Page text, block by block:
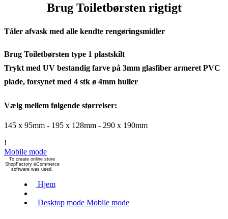
Brug Toiletbørsten rigtigt
Tåler afvask med alle kendte rengøringsmidler
Brug Toiletbørsten type 1 plastskilt
Trykt med UV bestandig farve på 3mm glasfiber armeret PVC
plade, forsynet med 4 stk ø 4mm huller
Vælg mellem følgende størrelser:
145 x 95mm - 195 x 128mm - 290 x 190mm
!
Mobile mode
To create online store
ShopFactory eCommerce
software was used.
Hjem
Desktop mode Mobile mode